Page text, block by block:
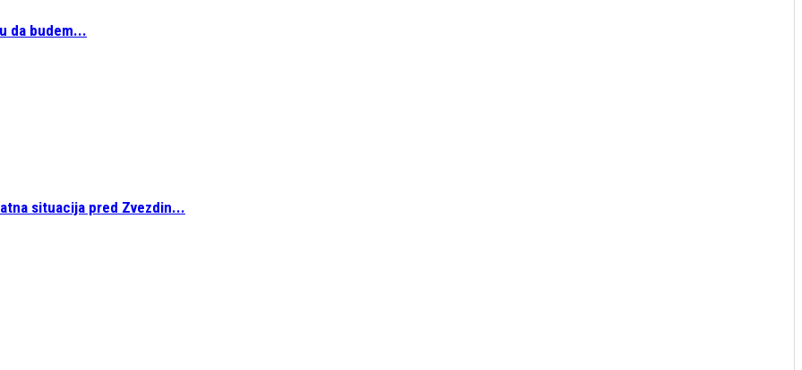
da budem...
situacija pred Zvezdin...